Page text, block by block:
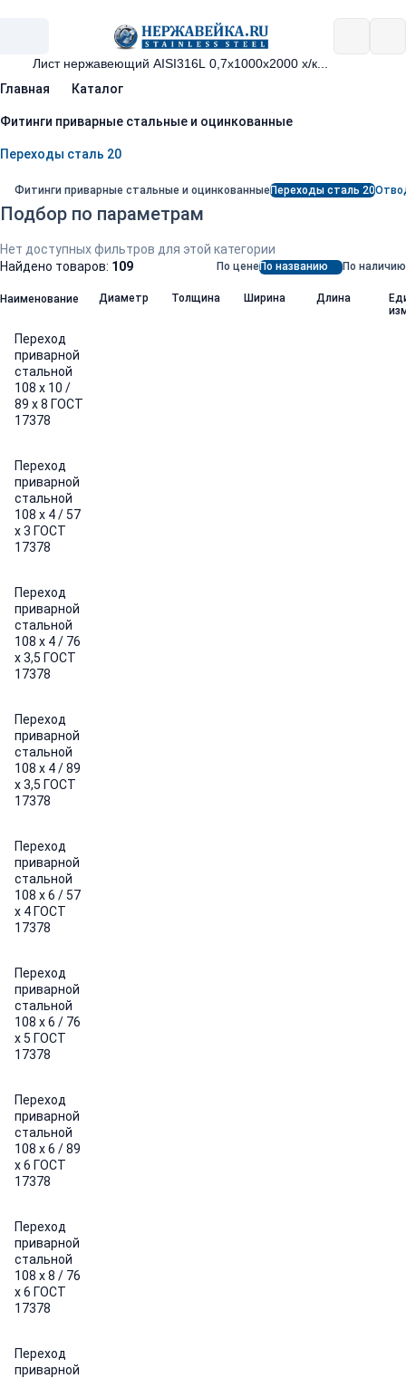
Главная Каталог
Фитинги приварные стальные и оцинкованные
Переходы сталь 20
Фитинги приварные стальные и оцинкованныеПереходы сталь 20
Подбор по параметрам
Нет доступных фильтров для этой категории
Найдено товаров: 109 По ценеПо названию По наличию
Наименование Диаметр Толщина Ширина Длина
Переход
приварной
стальной
108 х 10 /
89 х 8 ГОСТ
17378
Переход
приварной
стальной
108 х 4 / 57
х 3 ГОСТ
17378
Переход
приварной
стальной
108 х 4 / 76
х 3,5 ГОСТ
17378
Переход
приварной
стальной
108 х 4 / 89
х 3,5 ГОСТ
17378
Переход
приварной
стальной
108 х 6 / 57
х 4 ГОСТ
17378
Переход
приварной
стальной
108 х 6 / 76
х 5 ГОСТ
17378
Переход
приварной
стальной
108 х 6 / 89
х 6 ГОСТ
17378
Переход
приварной
стальной
108 х 8 / 76
х 6 ГОСТ
17378
Переход
приварной